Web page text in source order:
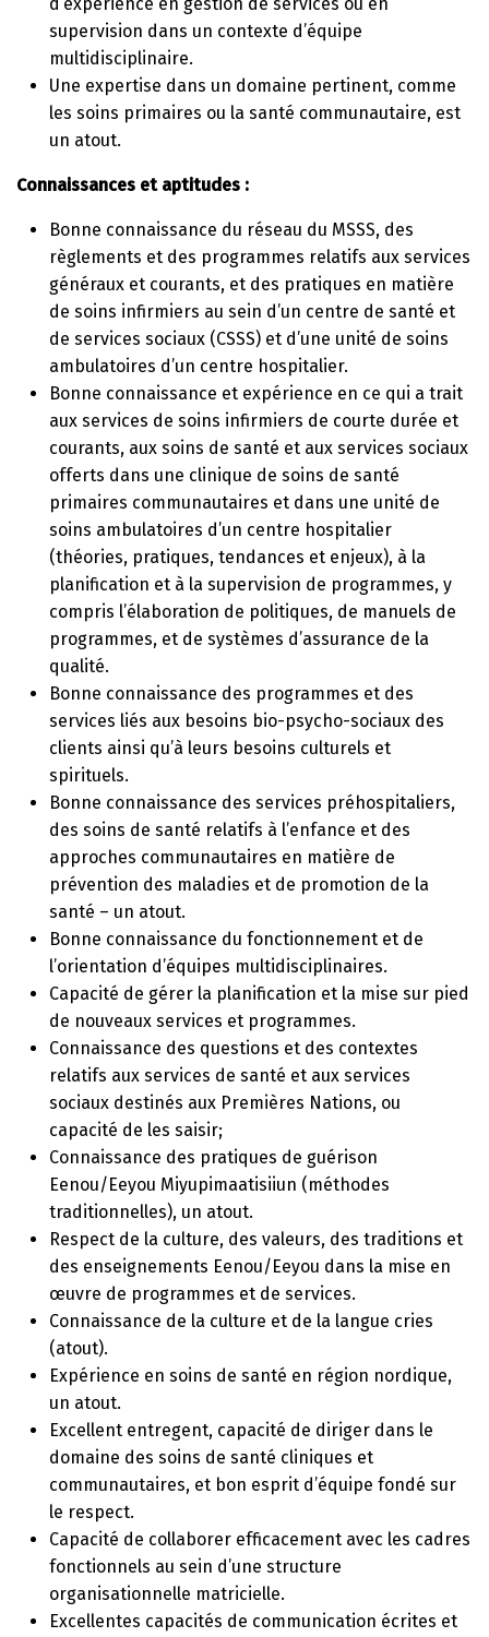
supervision dans un contexte d’équipe
multidisciplinaire.
Une expertise dans un domaine pertinent, comme
les soins primaires ou la santé communautaire, est
un atout.
Connaissances et aptitudes :
Bonne connaissance du réseau du MSSS, des
règlements et des programmes relatifs aux services
généraux et courants, et des pratiques en matière
de soins infirmiers au sein d’un centre de santé et
de services sociaux (CSSS) et d’une unité de soins
ambulatoires d’un centre hospitalier.
Bonne connaissance et expérience en ce qui a trait
aux services de soins infirmiers de courte durée et
courants, aux soins de santé et aux services sociaux
offerts dans une clinique de soins de santé
primaires communautaires et dans une unité de
soins ambulatoires d’un centre hospitalier
(théories, pratiques, tendances et enjeux), à la
planification et à la supervision de programmes, y
compris l’élaboration de politiques, de manuels de
programmes, et de systèmes d’assurance de la
qualité.
Bonne connaissance des programmes et des
services liés aux besoins bio-psycho-sociaux des
clients ainsi qu’à leurs besoins culturels et
spirituels.
Bonne connaissance des services préhospitaliers,
des soins de santé relatifs à l’enfance et des
approches communautaires en matière de
prévention des maladies et de promotion de la
santé – un atout.
Bonne connaissance du fonctionnement et de
l’orientation d’équipes multidisciplinaires.
Capacité de gérer la planification et la mise sur pied
de nouveaux services et programmes.
Connaissance des questions et des contextes
relatifs aux services de santé et aux services
sociaux destinés aux Premières Nations, ou
capacité de les saisir;
Connaissance des pratiques de guérison
Eenou/Eeyou Miyupimaatisiiun (méthodes
traditionnelles), un atout.
Respect de la culture, des valeurs, des traditions et
des enseignements Eenou/Eeyou dans la mise en
œuvre de programmes et de services.
Connaissance de la culture et de la langue cries
(atout).
Expérience en soins de santé en région nordique,
un atout.
Excellent entregent, capacité de diriger dans le
domaine des soins de santé cliniques et
communautaires, et bon esprit d’équipe fondé sur
le respect.
Capacité de collaborer efficacement avec les cadres
fonctionnels au sein d’une structure
organisationnelle matricielle.
Excellentes capacités de communication écrites et